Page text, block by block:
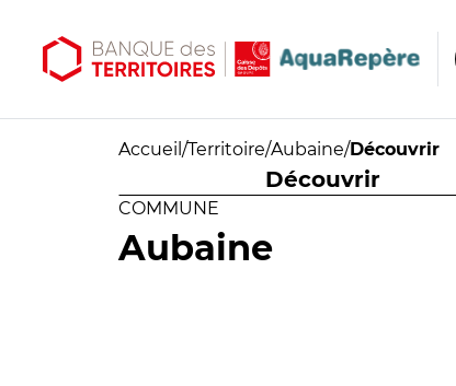
Accueil /Territoire/Aubaine/Découvrir
Découvrir
COMMUNE
Aubaine